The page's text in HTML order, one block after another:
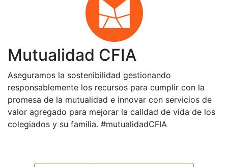
Mutualidad CFIA
Aseguramos la sostenibilidad gestionando
responsablemente los recursos para cumplir con la
promesa de la mutualidad e innovar con servicios de
valor agregado para mejorar la calidad de vida de los
colegiados y su familia. #mutualidadCFIA